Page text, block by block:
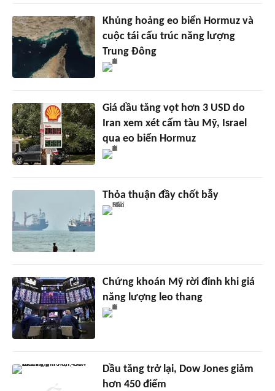
Khủng hoảng eo biển Hormuz và
cuộc tái cấu trúc năng lượng
Trung Đông
Giá dầu tăng vọt hơn 3 USD do
Iran xem xét cấm tàu Mỹ, Israel
qua eo biển Hormuz
Thỏa thuận đầy chốt bẫy
Chứng khoán Mỹ rời đỉnh khi giá
năng lượng leo thang
Dầu tăng trở lại, Dow Jones giảm
hơn 450 điểm